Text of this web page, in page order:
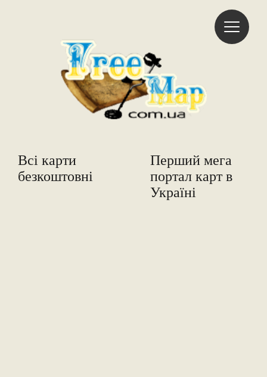
Всі карти
безкоштовні
Freemap
Перший мега
портал карт в
Україні